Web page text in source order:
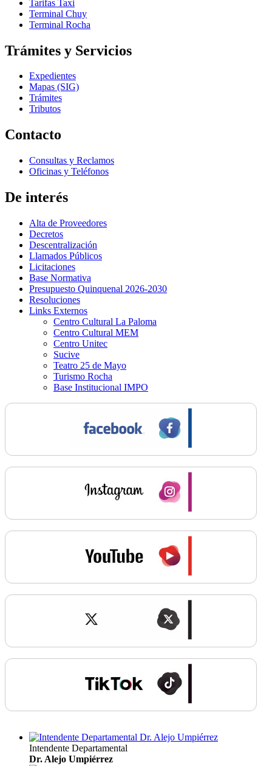
Tarifas Taxi
Terminal Chuy
Terminal Rocha
Trámites y Servicios
Expedientes
Mapas (SIG)
Trámites
Tributos
Contacto
Consultas y Reclamos
Oficinas y Teléfonos
De interés
Alta de Proveedores
Decretos
Descentralización
Llamados Públicos
Licitaciones
Base Normativa
Presupuesto Quinquenal 2026-2030
Resoluciones
Links Externos
Centro Cultural La Paloma
Centro Cultural MEM
Centro Unitec
Sucive
Teatro 25 de Mayo
Turismo Rocha
Base Institucional IMPO
Intendente Departamental
Dr. Alejo Umpiérrez